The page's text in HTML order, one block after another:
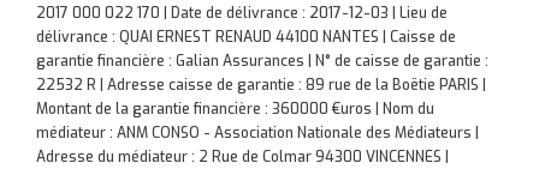
2017 000 022 170 | Date de délivrance : 2017-12-03 | Lieu de
délivrance : QUAI ERNEST RENAUD 44100 NANTES | Caisse de
garantie financière : Galian Assurances | N° de caisse de garantie :
22532 R | Adresse caisse de garantie : 89 rue de la Boëtie PARIS |
Montant de la garantie financière : 360000 €uros | Nom du
médiateur : ANM CONSO - Association Nationale des Médiateurs |
Adresse du médiateur : 2 Rue de Colmar 94300 VINCENNES |